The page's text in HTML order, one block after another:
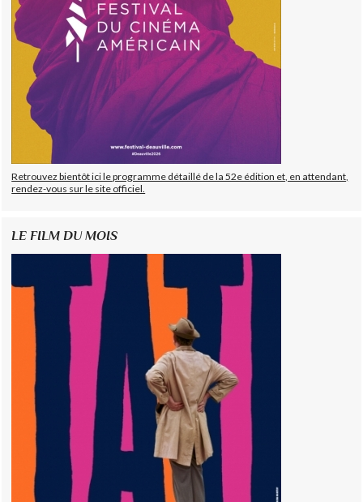
Retrouvez bientôt ici le programme détaillé de la 52e édition et, en attendant,
rendez-vous sur le site officiel.
LE FILM DU MOIS